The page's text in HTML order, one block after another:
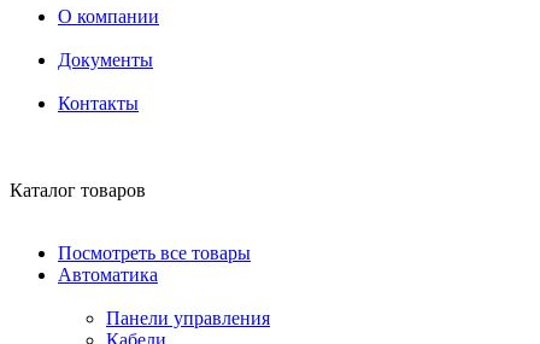
О компании
Документы
Контакты
Каталог товаров
Посмотреть все товары
Автоматика
Панели управления
Кабели